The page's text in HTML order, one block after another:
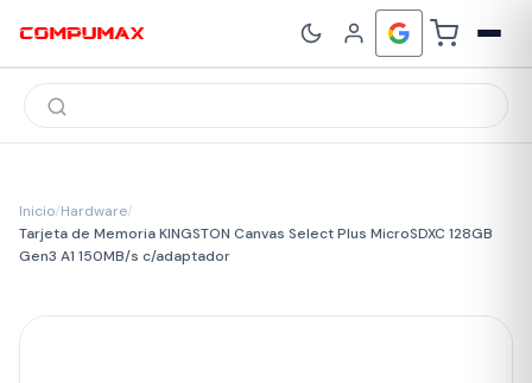
Búsqueda
de
productos
Inicio/Hardware/
Tarjeta de Memoria KINGSTON Canvas Select Plus MicroSDXC 128GB
Gen3 A1 150MB/s c/adaptador